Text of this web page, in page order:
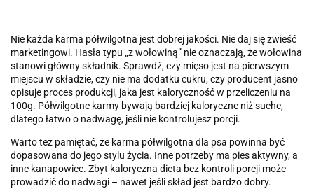
Nie każda karma półwilgotna jest dobrej jakości. Nie daj się zwieść
marketingowi. Hasła typu „z wołowiną” nie oznaczają, że wołowina
stanowi główny składnik. Sprawdź, czy mięso jest na pierwszym
miejscu w składzie, czy nie ma dodatku cukru, czy producent jasno
opisuje proces produkcji, jaka jest kaloryczność w przeliczeniu na
100g. Półwilgotne karmy bywają bardziej kaloryczne niż suche,
dlatego łatwo o nadwagę, jeśli nie kontrolujesz porcji.
Warto też pamiętać, że karma półwilgotna dla psa powinna być
dopasowana do jego stylu życia. Inne potrzeby ma pies aktywny, a
inne kanapowiec. Zbyt kaloryczna dieta bez kontroli porcji może
prowadzić do nadwagi – nawet jeśli skład jest bardzo dobry.